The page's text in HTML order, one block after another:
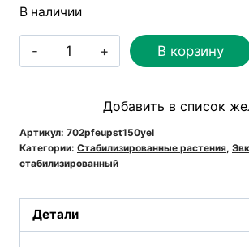
В наличии
Количество
товара
стабилизированная
желтая
В корзину
Добавить в список
Артикул: 702pfeupst150yel
Категории: Стабилизированные растения,
стабилизированный
Детали